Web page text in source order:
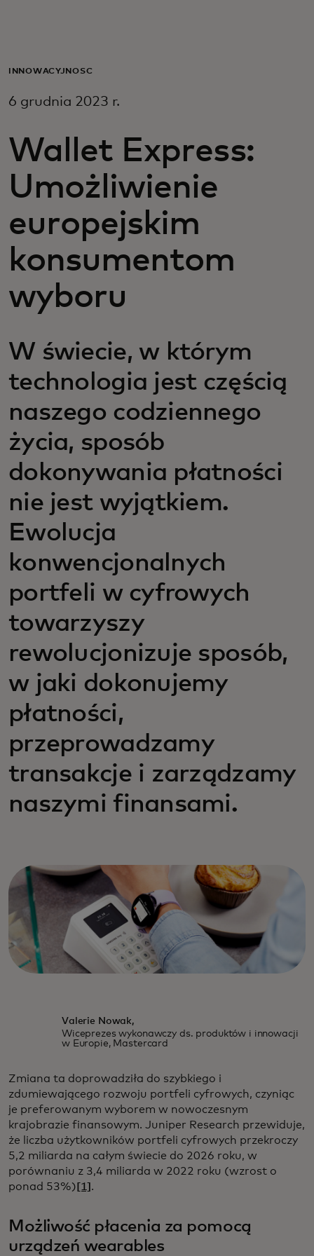
Dla firm
Dla innowatorów
Aktualności i trendy
INNOWACYJNOŚĆ
6 grudnia 2023 r.
Wallet Express:
Umożliwienie
europejskim
konsumentom
wyboru
W świecie, w którym
technologia jest częścią
naszego codziennego
życia, sposób
dokonywania płatności
nie jest wyjątkiem.
Ewolucja
konwencjonalnych
portfeli w cyfrowych
towarzyszy
rewolucjonizuje sposób,
w jaki dokonujemy
płatności,
przeprowadzamy
transakcje i zarządzamy
naszymi finansami.
Valerie Nowak,
Wiceprezes wykonawczy ds. produktów i innowacji
w Europie, Mastercard
Zmiana ta doprowadziła do szybkiego i
zdumiewającego rozwoju portfeli cyfrowych, czyniąc
je preferowanym wyborem w nowoczesnym
krajobrazie finansowym. Juniper Research przewiduje,
że liczba użytkowników portfeli cyfrowych przekroczy
5,2 miliarda na całym świecie do 2026 roku, w
porównaniu z 3,4 miliarda w 2022 roku (wzrost o
ponad 53%)[1].
Możliwość płacenia za pomocą
urządzeń wearables